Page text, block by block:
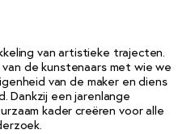
van artistieke trajecten.
de kunstenaars met wie we
van de maker en diens
Dankzij een jarenlange
kader creëren voor alle